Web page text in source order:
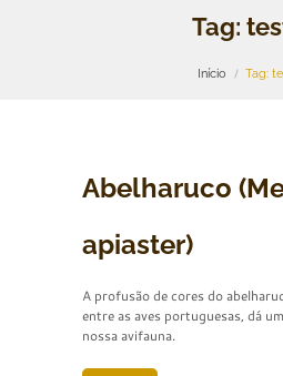
Tag:
Início Tag:
Abelharuco
apiaster)
A profusão de cores do
entre as aves portuguesas, dá
nossa avifauna.